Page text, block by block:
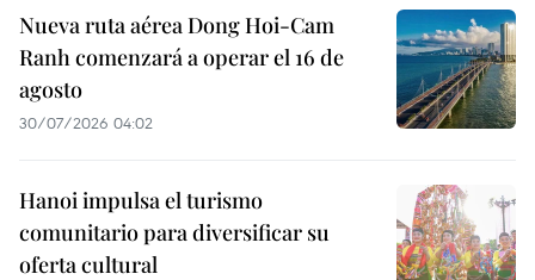
Nueva ruta aérea Dong Hoi-Cam
Ranh comenzará a operar el 16 de
agosto
30/07/2026 04:02
Hanoi impulsa el turismo
comunitario para diversificar su
oferta cultural